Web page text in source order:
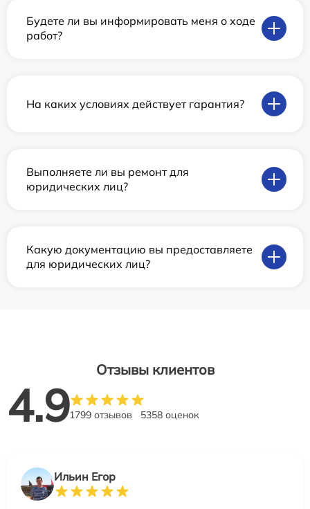
Будете ли вы информировать меня о ходе
работ?
На каких условиях действует гарантия?
Выполняете ли вы ремонт для
юридических лиц?
Какую документацию вы предоставляете
для юридических лиц?
Отзывы клиентов
4.91799 отзывов 5358 оценок
Ильин Егор